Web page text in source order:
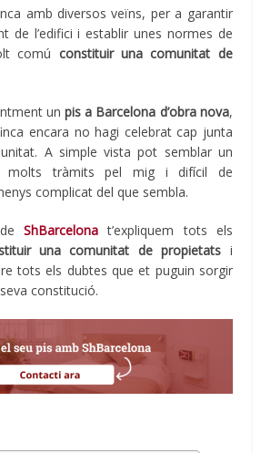
amb diversos veïns, per a garantir
de l’edifici i establir unes normes de
comú constituir una comunitat de
unpis a Barcelona d’obra nova,
encara no hagi celebrat cap junta
A simple vista pot semblar un
molts tràmits pel mig i difícil de
complicat del que sembla.
deShBarcelona t’expliquem tots els
una comunitat de propietats i
tots els dubtes que et puguin sorgir
constitució.